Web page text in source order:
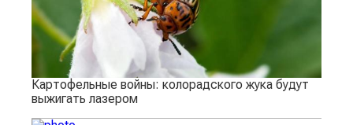
Картофельные войны: колорадского жука будут
выжигать лазером